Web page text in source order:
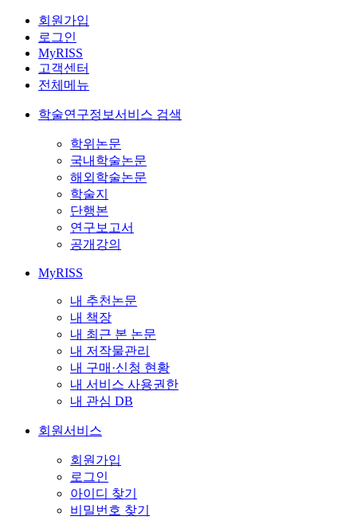
회원가입
로그인
MyRISS
고객센터
전체메뉴
학술연구정보서비스 검색
학위논문
국내학술논문
해외학술논문
학술지
단행본
연구보고서
공개강의
MyRISS
내 추천논문
내 책장
내 최근 본 논문
내 저작물관리
내 구매·신청 현황
내 서비스 사용권한
내 관심 DB
회원서비스
회원가입
로그인
아이디 찾기
비밀번호 찾기